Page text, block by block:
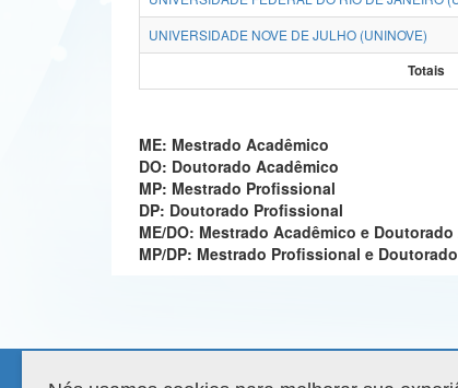
UNIVERSIDADE NOVE DE JULHO (UNINOVE)
Totais
ME: Mestrado Acadêmico
DO: Doutorado Acadêmico
MP: Mestrado Profissional
DP: Doutorado Profissional
ME/DO: Mestrado Acadêmico e
MP/DP: Mestrado Profissional e